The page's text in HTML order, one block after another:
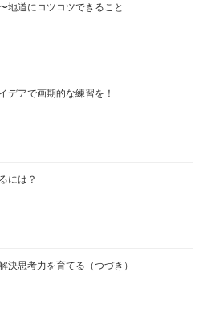
地道にコツコツできること
デアで画期的な練習を！
には？
決思考力を育てる（つづき）